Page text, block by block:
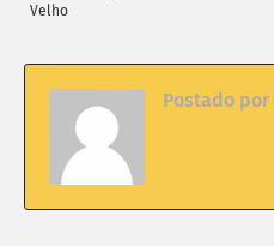
Velho
Postado por